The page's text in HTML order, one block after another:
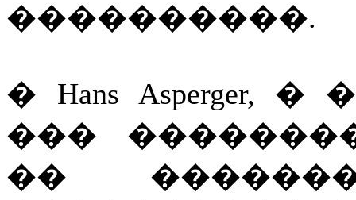
����������.
� Hans
���
��